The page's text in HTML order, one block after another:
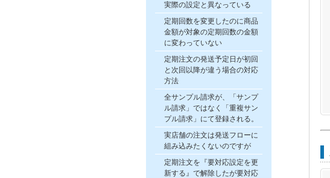
実際の設定と異なっている
定期回数を変更したのに商品
金額が対象の定期回数の金額
に変わっていない
定期注文の発送予定日が初回
と次回以降が違う場合の対応
方法
全サンプル請求が、「サンプ
ル請求」ではなく「重複サン
プル請求」にて登録される。
実店舗の注文は発送フローに
組み込みたくないのですが
定期注文を『要対応設定を更
新する』で解除したが要対応